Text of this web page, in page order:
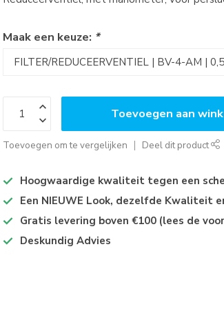
Maak een keuze: *
Toevoegen aan
Toevoegen om te vergelijken Deel dit product
Hoogwaardige kwaliteit tegen een
Een NIEUWE Look, dezelfde Kwaliteit
Gratis levering boven €100 (lees de
Deskundig Advies